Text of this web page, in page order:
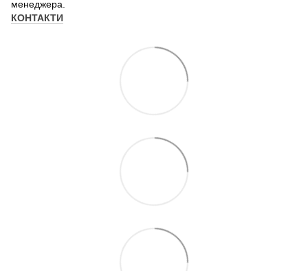
менеджера.
КОНТАКТИ